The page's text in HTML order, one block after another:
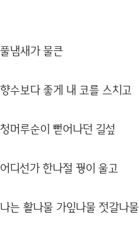
풀냄새가 물큰
향수보다 좋게 내 코를 스치고
청머루순이 뻗어나던 길섶
어디선가 한나절 꿩이 울고
나는 활나물 가잎나물 젓갈나물